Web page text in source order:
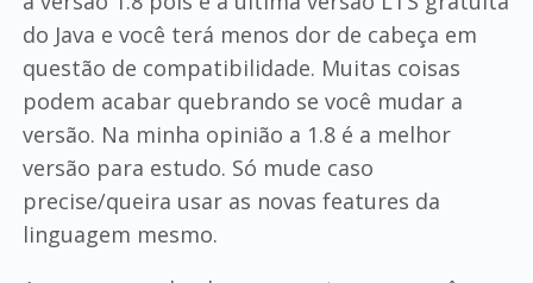
do Java e você terá menos dor de cabeça em
questão de compatibilidade. Muitas coisas
podem acabar quebrando se você mudar a
versão. Na minha opinião a 1.8 é a melhor
versão para estudo. Só mude caso
precise/queira usar as novas features da
linguagem mesmo.